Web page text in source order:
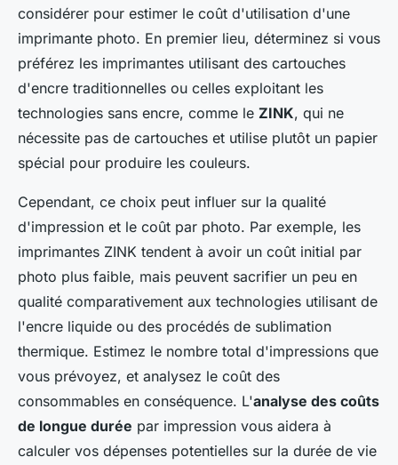
considérer pour estimer le coût d'utilisation d'une
imprimante photo. En premier lieu, déterminez si vous
préférez les imprimantes utilisant des cartouches
d'encre traditionnelles ou celles exploitant les
technologies sans encre, comme le ZINK, qui ne
nécessite pas de cartouches et utilise plutôt un papier
spécial pour produire les couleurs.
Cependant, ce choix peut influer sur la qualité
d'impression et le coût par photo. Par exemple, les
imprimantes ZINK tendent à avoir un coût initial par
photo plus faible, mais peuvent sacrifier un peu en
qualité comparativement aux technologies utilisant de
l'encre liquide ou des procédés de sublimation
thermique. Estimez le nombre total d'impressions que
vous prévoyez, et analysez le coût des
consommables en conséquence. L'analyse des coûts
de longue durée par impression vous aidera à
calculer vos dépenses potentielles sur la durée de vie